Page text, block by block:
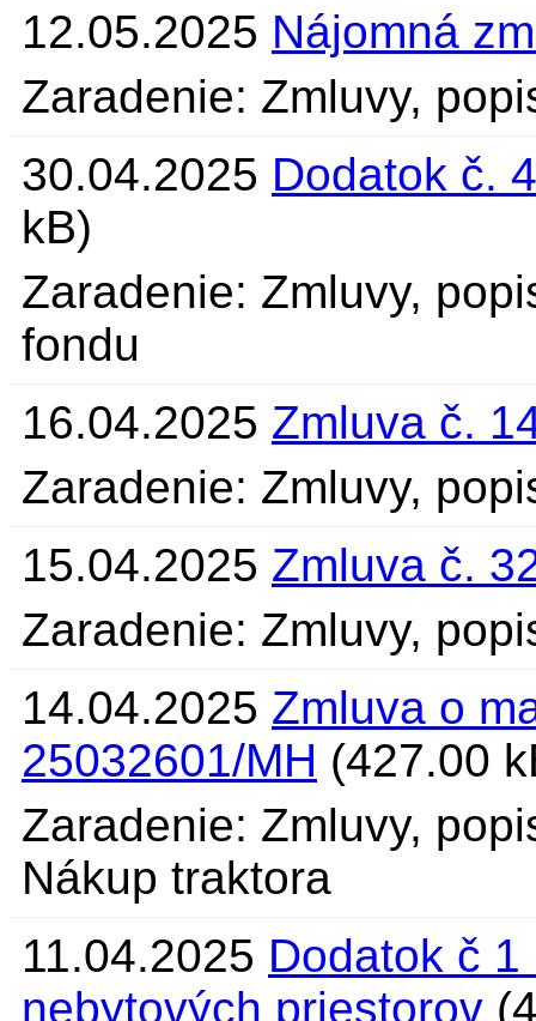
12.05.2025 Nájomná
Zaradenie: Zmluvy,
30.04.2025 Dodatok č.
kB)
Zaradenie: Zmluvy,
fondu
16.04.2025 Zmluva č.
Zaradenie: Zmluvy,
15.04.2025 Zmluva č.
Zaradenie: Zmluvy,
14.04.2025 Zmluva o
25032601/MH (427.00
Zaradenie: Zmluvy,
Nákup traktora
11.04.2025 Dodatok č
nebytových priestorov